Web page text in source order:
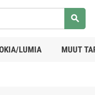
search
LUMIA MUUT